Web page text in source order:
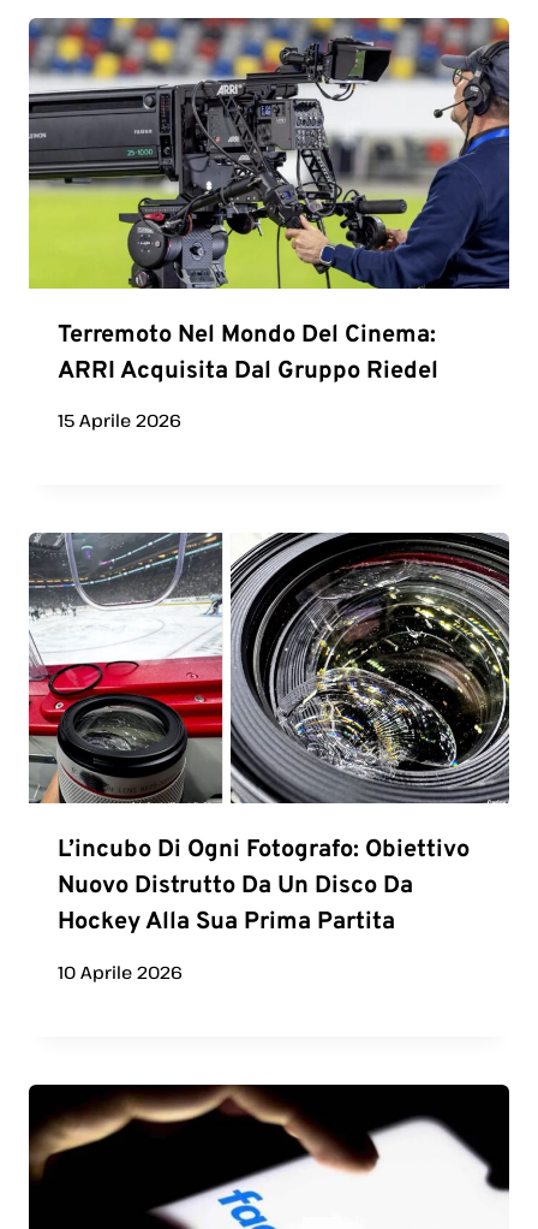
Terremoto Nel Mondo Del Cinema:
ARRI Acquisita Dal Gruppo Riedel
15 Aprile 2026
L’incubo Di Ogni Fotografo: Obiettivo
Nuovo Distrutto Da Un Disco Da
Hockey Alla Sua Prima Partita
10 Aprile 2026